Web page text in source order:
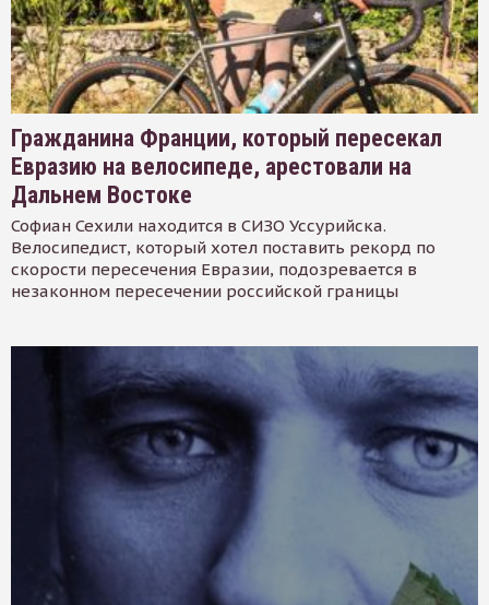
Гражданина Франции, который пересекал
Евразию на велосипеде, арестовали на
Дальнем Востоке
Софиан Сехили находится в СИЗО Уссурийска.
Велосипедист, который хотел поставить рекорд по
скорости пересечения Евразии, подозревается в
незаконном пересечении российской границы